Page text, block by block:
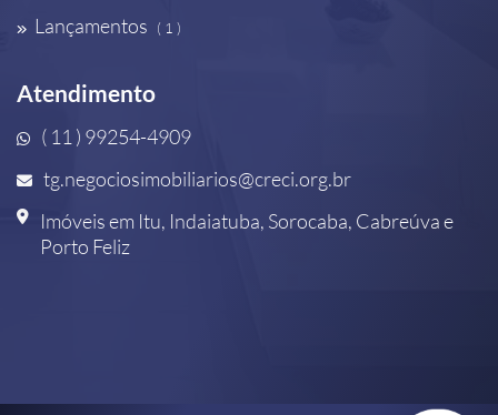
Lançamentos ( 1 )
Atendimento
( 11 ) 99254-4909
tg.negociosimobiliarios@creci.org.br
Imóveis em Itu, Indaiatuba, Sorocaba, Cabreúva e
Porto Feliz